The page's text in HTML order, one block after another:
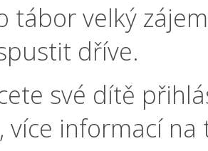
tábor velký
dříve.
své dítě
více informací